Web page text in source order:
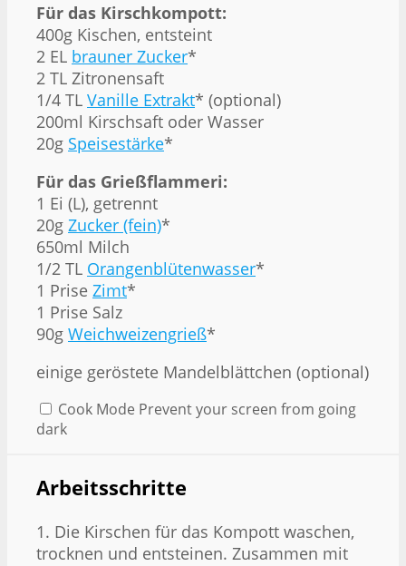
Für das Kirschkompott:
400g Kischen, entsteint
2 EL brauner Zucker*
2 TL Zitronensaft
1/4 TL Vanille Extrakt* (optional)
200ml Kirschsaft oder Wasser
20g Speisestärke*
Für das Grießflammeri:
1 Ei (L), getrennt
20g Zucker (fein)*
650ml Milch
1/2 TL Orangenblütenwasser*
1 Prise Zimt*
1 Prise Salz
90g Weichweizengrieß*
einige geröstete Mandelblättchen (optional)
Cook Mode Prevent your screen from going
dark
Arbeitsschritte
1. Die Kirschen für das Kompott waschen,
trocknen und entsteinen. Zusammen mit